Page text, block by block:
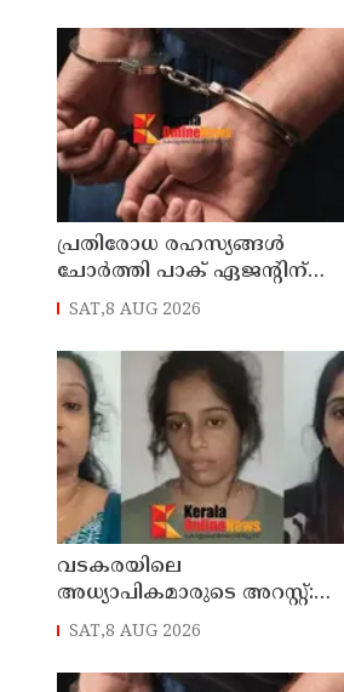
പ്രതിരോധ രഹസ്യങ്ങള്‍
ചോര്‍ത്തി പാക് ഏജന്റിന്
നല്‍കി; വ്യോമസേനാ വിങ്
കമാന്‍ഡര്‍ അറസ്റ്റില്‍
SAT,8 AUG 2026
വടകരയിലെ
അധ്യാപികമാരുടെ അറസ്റ്റ്:
അന്വേഷണം സംസ്ഥാനത്തിന്
SAT,8 AUG 2026